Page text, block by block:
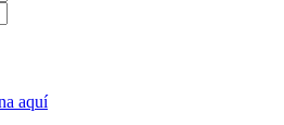
aquí